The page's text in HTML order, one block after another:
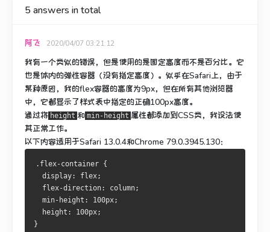
5answers in total
阿飞 2020/04/07 03:21:12
我有一个类似的错误，但是使用的是固定高度而不是百分比。 它
也是体内的弹性容器（没有指定高度）。 似乎在Safari上，由于
某种原因，我的flex容器的高度为9px，但在所有其他浏览器
中，它都显示了样式表中指定的正确100px高度。
通过将 height 和 min-height 属性都添加到CSS类， 我设法使
其正常工作。
以下内容适用于Safari 13.0.4和Chrome 79.0.3945.130：
.flex-container {
  display: flex;
  flex-direction: column;
  min-height: 100px;
  height: 100px;
}